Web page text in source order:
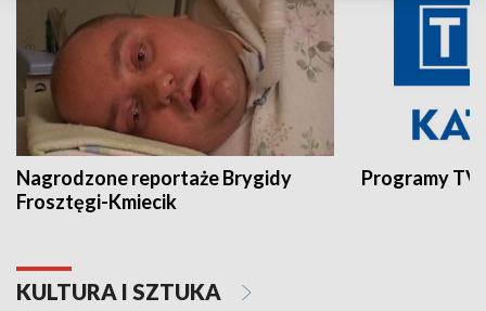
Nagrodzone reportaże Brygidy
Frosztęgi-Kmiecik
Programy
KULTURA I SZTUKA